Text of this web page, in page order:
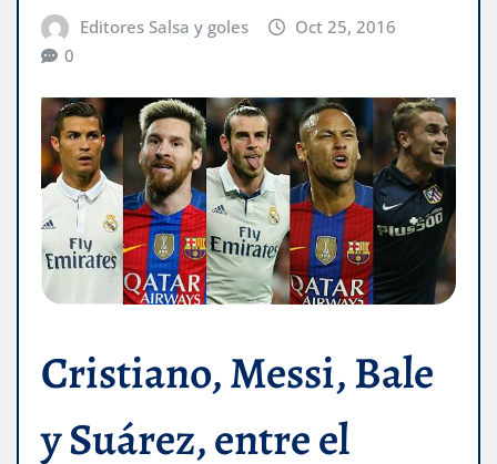
Editores Salsa y goles
Oct 25, 2016
0
Cristiano, Messi, Bale
y Suárez, entre el